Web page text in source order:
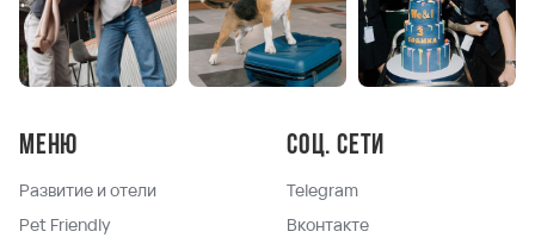
Меню
Развитие и отели
Pet Friendly
Соц. сети
Telegram
Вконтакте